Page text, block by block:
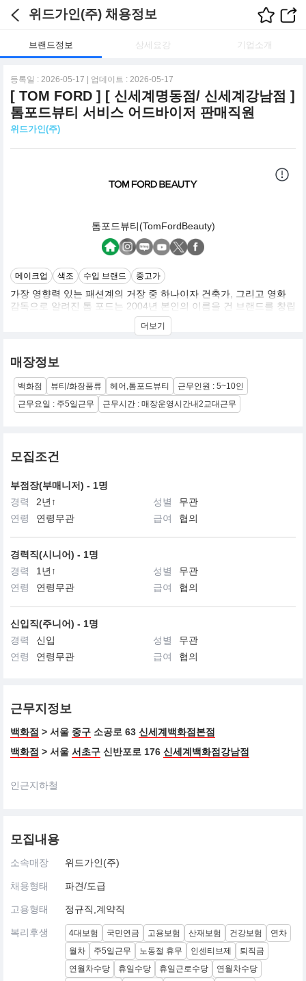
위드가인(주) 채용정보
브랜드정보 상세요강 기업소개
등록일 : 2026-05-17 | 업데이트 : 2026-05-17
[ TOM FORD ] [ 신세계명동점/ 신세계강남점 ]
톰포드뷰티 서비스 어드바이저 판매직원
위드가인(주)
톰포드뷰티(TomFordBeauty)
메이크업 색조 수입 브랜드 중고가
가장 영향력 있는 패션계의 거장 중 하나이자 건축가, 그리고 영화
감독으로 알려진 톰 포드는 2004년 본인의 이름을 건 브랜드를 창립
했습니다. ‘톰 포드 뷰티’는 제품력과 서비스 그리고 장인 정신을 다
양하게 갖춘 하이-엔드 뷰티 브랜드입니다. 톰 포드는 메이크업, 스
며, 부드럽고 우아하게 또는 강렬하고 과감하게 본인의 가장 매력적
이고 열정적인 모습을 표현하는 힘을 지녔다고 말합니다. 여성 개개
인에게 잠재된 아름다움과 보다 결점 없이 빛나는 피부, 매력적이고
감각적인 컬러 표현을 위한 스킨 케어부터 메이크업 제품까지 다양
한 제품을 선보이고 있습니다. 또한 고귀한 원료를 사용한 ‘럭셔리
사랑 받고 있습니다.
더보기
매장정보
백화점 뷰티/화장품류 헤어,톰포드뷰티
근무인원 : 5~10인
근무요일 : 주5일근무
근무시간 : 매장운영시간내2교대근무
모집조건
부점장(부매니저) - 1명
경력
2년↑ 성별
무관
연령
연령무관 급여 협의
경력직(시니어) - 1명
경력
1년↑ 성별
무관
연령
연령무관 급여 협의
신입직(주니어) - 1명
경력
신입 성별
무관
연령
연령무관 급여 협의
근무지정보
백화점 > 서울 중구 소공로 63 신세계백화점본점
백화점 > 서울 서초구 신반포로 176 신세계백화점강남점
인근지하철
모집내용
소속매장 위드가인(주)
채용형태 파견/도급
고용형태 정규직,계약직
복리후생 4대보험 국민연금 고용보험 산재보험 건강보험
연차
월차
주5일근무 노동절 휴무 인센티브제
퇴직금
연월차수당
휴일수당 휴일근로수당
연월차수당